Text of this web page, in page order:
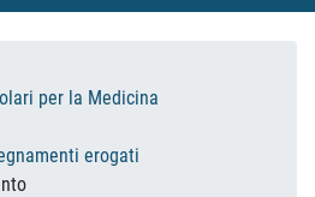
per la Medicina
erogati